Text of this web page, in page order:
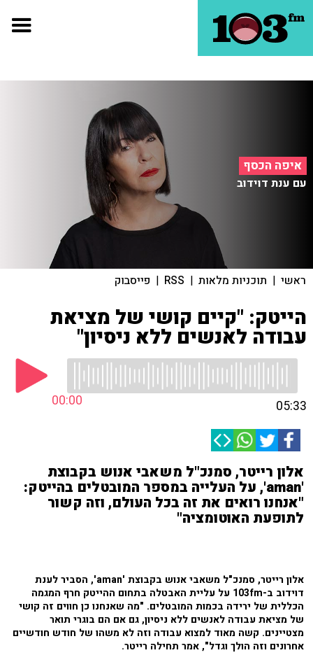
איפה הכסף
עם ענת דוידוב
ראשי | תוכניות מלאות |
RSS
| פייסבוק
הייטק: "קיים קושי של מציאת
עבודה לאנשים ללא ניסיון"
00:00 05:33
אלון רייטר, סמנכ"ל משאבי אנוש בקבוצת
'aman', על העלייה במספר המובטלים בהייטק:
"אנחנו רואים את זה בכל העולם, וזה קשור
לתופעת האוטומציה"
אלון רייטר, סמנכ"ל משאבי אנוש בקבוצת 'aman', הסביר לענת
דוידוב ב-103fm על עליית האבטלה בתחום ההייטק חרף המגמה
הכללית של ירידה בכמות המובטלים. "מה שאנחנו כן חווים זה קושי
של מציאת עבודה לאנשים ללא ניסיון, גם אם הם בוגרי תואר
מצטיינים. קשה מאוד למצוא עבודה וזה לא משהו של חודש חודשיים
אחרונים וזה הולך וגדל", אמר תחילה רייטר.